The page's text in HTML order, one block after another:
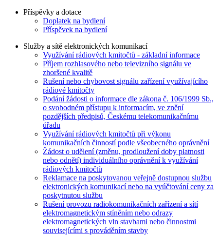
Příspěvky a dotace
Doplatek na bydlení
Příspěvek na bydlení
Služby a sítě elektronických komunikací
Využívání rádiových kmitočtů - základní informace
Příjem rozhlasového nebo televizního signálu ve
zhoršené kvalitě
Rušení nebo chybovost signálu zařízení využívajícího
rádiové kmitočty
Podání žádosti o informace dle zákona č. 106/1999 Sb.,
o svobodném přístupu k informacím, ve znění
pozdějších předpisů, Českému telekomunikačnímu
úřadu
Využívání rádiových kmitočtů při výkonu
komunikačních činností podle všeobecného oprávnění
Žádost o udělení (změnu, prodloužení doby platnosti
nebo odnětí) individuálního oprávnění k využívání
rádiových kmitočtů
Reklamace na poskytovanou veřejně dostupnou službu
elektronických komunikací nebo na vyúčtování ceny za
poskytnutou službu
Rušení provozu radiokomunikačních zařízení a sítí
elektromagnetickým stíněním nebo odrazy
elektromagnetických vln stavbami nebo činnostmi
souvisejícími s prováděním stavby